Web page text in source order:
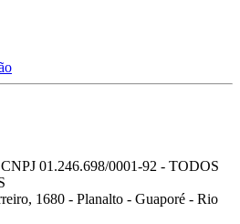
01.246.698/0001-92 - TODOS
1680 - Planalto - Guaporé - Rio